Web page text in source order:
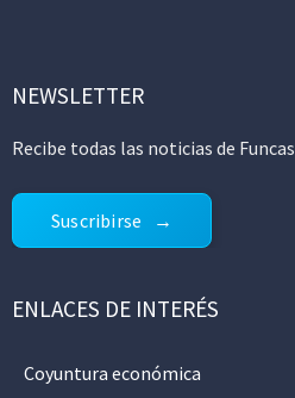
NEWSLETTER
Recibe todas las noticias de Funcas
Suscribirse
ENLACES DE INTERÉS
Coyuntura económica